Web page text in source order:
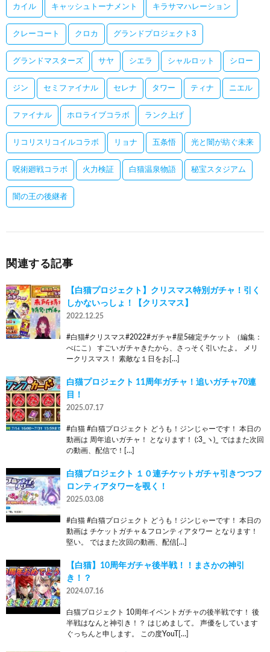
カイル キャッシュトーナメント キラサマハレーション
クレーコート クロカ グランドプロジェクト3
グランドマスターズ サヤ シエラ シャルロット シロー
ジン セミファイナル セレナ タワー ティナ ニエル
ファイナル ホロライブコラボ ランク上げ
リコリスリコイルコラボ リョナ 五条悟 光と闇が紡ぐ未来
呪術廻戦コラボ 火力検証 白猫温泉物語 秘宝スタジアム
闇の王の後継者
関連する記事
【白猫プロジェクト】クリスマス特別ガチャ！引く
しかないっしょ！【クリスマス】
2022.12.25
#白猫#クリスマス#2022#ガチャ#星5確定チケット （編集：
べにこ） すごいガチャきたから、さっそく引いたよ。 メリ
ークリスマス！ 素敵な１日をお[…]
白猫プロジェクト 11周年ガチャ！追いガチャ70連
目！
2025.07.17
#白猫 #白猫プロジェクト どうも！ジンじゃーです！ 本日の
動画は 周年追いガチャ！ となります！ (:3_ヽ)_ ではまた次回
の動画、配信で！[…]
白猫プロジェクト １０連チケットガチャ引きつつフ
ロンティアタワーを覗く！
2025.03.08
#白猫 #白猫プロジェクト どうも！ジンじゃーです！ 本日の
動画は チケットガチャ＆フロンティアタワー となります！
堅い。 ではまた次回の動画、配信[…]
【白猫】10周年ガチャ後半戦！！まさかの神引
き！？
2024.07.16
白猫プロジェクト 10周年イベントガチャの後半戦です！ 後
半戦はなんと神引き！？ はじめまして。 声優をしています
ぐっちんと申します。 この度YouT[…]